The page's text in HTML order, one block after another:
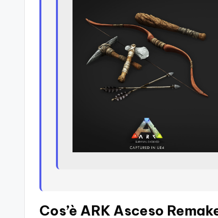
Cos’è ARK Asceso